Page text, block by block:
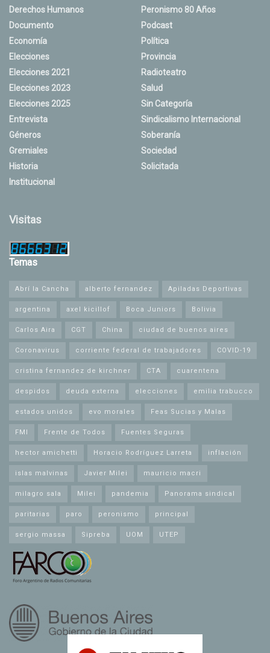
Derechos Humanos
Documento
Economía
Elecciones
Elecciones 2021
Elecciones 2023
Elecciones 2025
Entrevista
Géneros
Gremiales
Historia
Institucional
Peronismo 80 Años
Podcast
Política
Provincia
Radioteatro
Salud
Sin Categoría
Sindicalismo Internacional
Soberanía
Sociedad
Solicitada
Visitas
Temas
Abrí la Cancha alberto fernandez Apiladas Deportivas
argentina axel kicillof Boca Juniors Bolivia
Carlos Aira CGT China ciudad de buenos aires
Coronavirus corriente federal de trabajadores COVID-19
cristina fernandez de kirchner CTA cuarentena
despidos deuda externa elecciones emilia trabucco
estados unidos evo morales Feas Sucias y Malas
FMI Frente de Todos Fuentes Seguras
hector amichetti Horacio Rodríguez Larreta inflación
islas malvinas Javier Milei mauricio macri
milagro sala Milei pandemia Panorama sindical
paritarias paro peronismo principal
sergio massa Sipreba UOM UTEP